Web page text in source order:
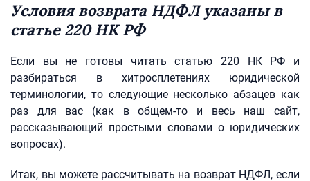
Условия возврата НДФЛ указаны в
статье 220 НК РФ
Если вы не готовы читать статью 220 НК РФ и
разбираться в хитросплетениях юридической
терминологии, то следующие несколько абзацев как
раз для вас (как в общем-то и весь наш сайт,
рассказывающий простыми словами о юридических
вопросах).
Итак, вы можете рассчитывать на возврат НДФЛ, если